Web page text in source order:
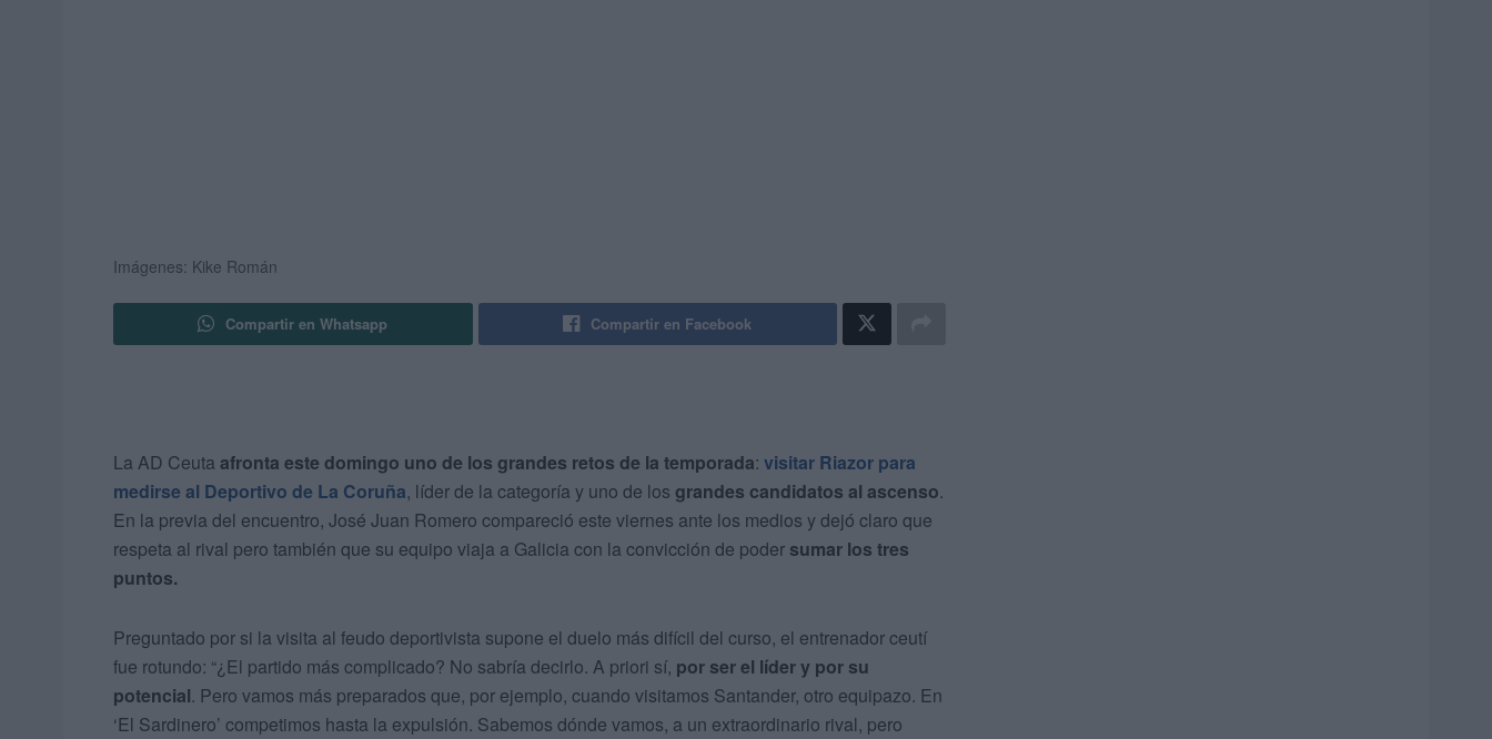
Imágenes: Kike Román
Compartir en Whatsapp Compartir en Facebook
La AD Ceuta afronta este domingo uno de los grandes retos de la temporada: visitar Riazor para
medirse al Deportivo de La Coruña, líder de la categoría y uno de los grandes candidatos al ascenso.
En la previa del encuentro, José Juan Romero compareció este viernes ante los medios y dejó claro que
respeta al rival pero también que su equipo viaja a Galicia con la convicción de poder sumar los tres
puntos.
Preguntado por si la visita al feudo deportivista supone el duelo más difícil del curso, el entrenador ceutí
fue rotundo: “¿El partido más complicado? No sabría decirlo. A priori sí, por ser el líder y por su
potencial. Pero vamos más preparados que, por ejemplo, cuando visitamos Santander, otro equipazo. En
‘El Sardinero’ competimos hasta la expulsión. Sabemos dónde vamos, a un extraordinario rival, pero